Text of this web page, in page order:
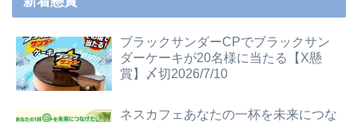
ブラックサンダーCPでブラックサン
ダーケーキが20名様に当たる【X懸
賞】〆切2026/7/10
ネスカフェあなたの一杯を未来につな